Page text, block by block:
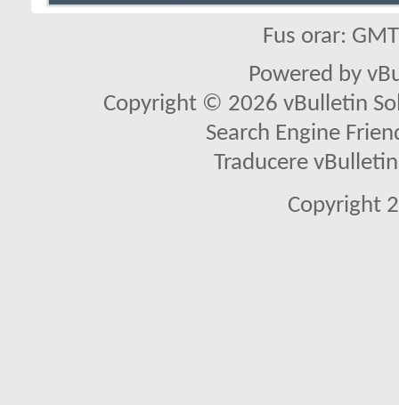
Fus orar:
Powered by
Copyright © 2026 vBulletin
Search Engine
Traducere
Copyright